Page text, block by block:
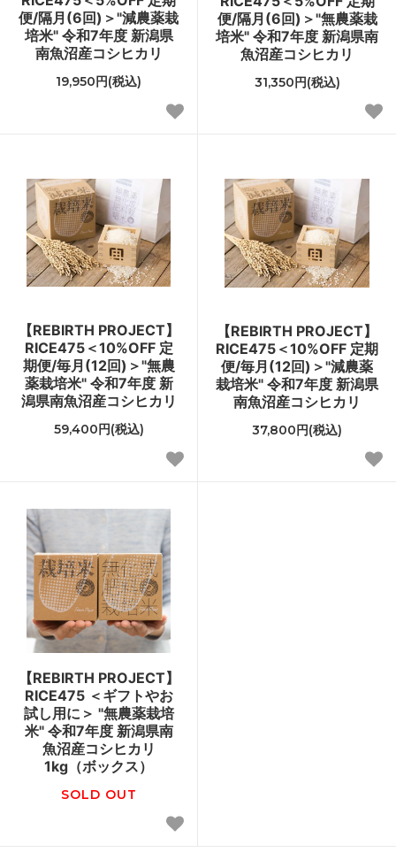
便/隔月(6回)＞"減農薬栽
培米" 令和7年度 新潟県
南魚沼産コシヒカリ
19,950円(税込)
便/隔月(6回)＞"無農薬栽
培米" 令和7年度 新潟県南
魚沼産コシヒカリ
31,350円(税込)
【REBIRTH PROJECT】
RICE475＜10%OFF 定
期便/毎月(12回)＞"無農
薬栽培米" 令和7年度 新
潟県南魚沼産コシヒカリ
59,400円(税込)
【REBIRTH PROJECT】
RICE475＜10%OFF 定期
便/毎月(12回)＞"減農薬
栽培米" 令和7年度 新潟県
南魚沼産コシヒカリ
37,800円(税込)
【REBIRTH PROJECT】
RICE475 ＜ギフトやお
試し用に＞ "無農薬栽培
米" 令和7年度 新潟県南
魚沼産コシヒカリ
1kg（ボックス）
SOLD OUT